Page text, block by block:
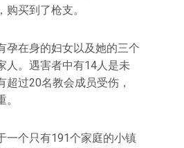
买到了枪支。
孕在身的妇女以及她的三个
人。遇害者中有14人是未
超过20名教会成员受伤，
一个只有191个家庭的小镇